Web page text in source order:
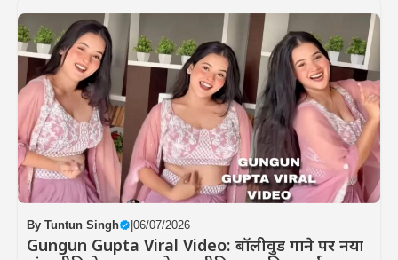
By Tuntun Singh |06/07/2026
Gungun Gupta Viral Video: बॉलीवुड गाने पर नया